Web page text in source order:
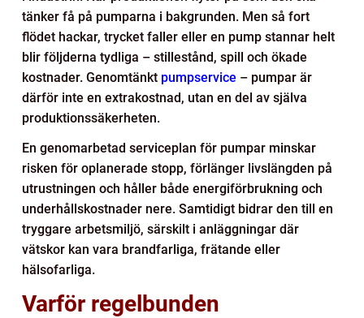
tänker få på pumparna i bakgrunden. Men så fort
flödet hackar, trycket faller eller en pump stannar helt
blir följderna tydliga – stillestånd, spill och ökade
kostnader. Genomtänkt pumpservice – pumpar är
därför inte en extrakostnad, utan en del av själva
produktionssäkerheten.
En genomarbetad serviceplan för pumpar minskar
risken för oplanerade stopp, förlänger livslängden på
utrustningen och håller både energiförbrukning och
underhållskostnader nere. Samtidigt bidrar den till en
tryggare arbetsmiljö, särskilt i anläggningar där
vätskor kan vara brandfarliga, frätande eller
hälsofarliga.
Varför regelbunden